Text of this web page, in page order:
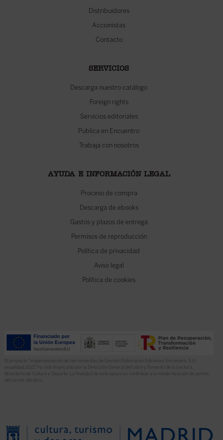
Distribuidores
Accionistas
Contacto
SERVICIOS
Descarga nuestro catálogo
Foreign rights
Servicios editoriales
Publica en Encuentro
Trabaja con nosotros
AYUDA E INFORMACIÓN LEGAL
Proceso de compra
Descarga de ebooks
Gastos y plazos de entrega
Permisos de reproducción
Política de privacidad
Aviso legal
Política de cookies
El proyecto “Implementación de herramientas de Gestión Editorial en Ediciones Encuentro, S.A.
anualidad 2022” ha sido financiado por la Dirección General del Libro y Fomento de la Lectura,
Ministerio de Cultura y Deporte. La finalidad de este apoyo es contribuir a la modernización de pymes
del sector del libro.